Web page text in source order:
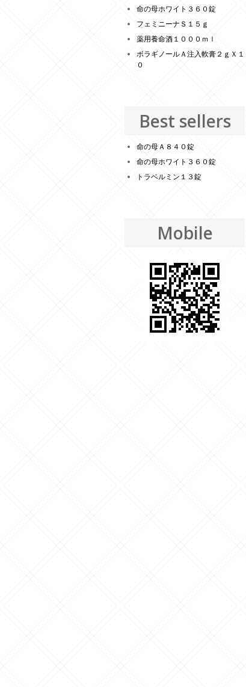
命の母ホワイト３６０錠
フェミニーナＳ１５ｇ
薬用養命酒１０００ｍｌ
ボラギノールＡ注入軟膏２ｇＸ１
０
Best sellers
命の母Ａ８４０錠
命の母ホワイト３６０錠
トラベルミン１３錠
Mobile